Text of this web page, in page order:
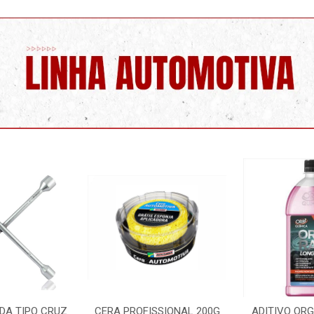
200G
ADITIVO ORGANICO ROSA
LIMPA